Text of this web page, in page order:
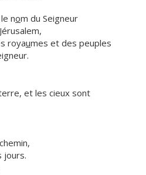
nom du Seigneur
royaumes et des peuples
et les cieux sont
jours.